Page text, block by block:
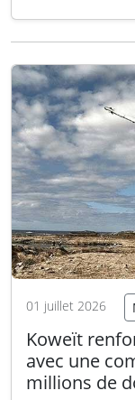
du pays face
commande
(National
la suite
01 juillet 2026
Koweït
avec une
millions de